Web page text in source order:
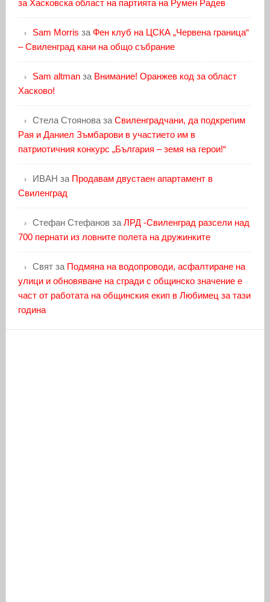
за Хасковска област на партията на Румен Радев
Sam Morris за Фен клуб на ЦСКА „Червена граница“
– Свиленград кани на общо събрание
Sam altmanза Внимание! Оранжев код за област
Хасково!
Стела Стояноваза Свиленградчани, да подкрепим
Рая и Даниел Зъмбарови в участието им в
патриотичния конкурс „България – земя на герои!“
ИВАН за Продавам двустаен апартамент в
Свиленград
Стефан Стефановза ЛРД -Свиленград разсели над
700 пернати из ловните полета на дружинките
Святза Подмяна на водопроводи, асфалтиране на
улици и обновяване на сгради с общинско значение е
част от работата на общинския екип в Любимец за тази
година